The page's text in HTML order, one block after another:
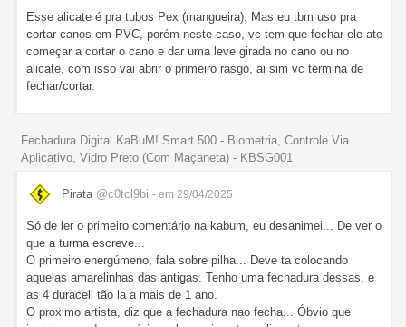
Esse alicate é pra tubos Pex (mangueira). Mas eu tbm uso pra
cortar canos em PVC, porém neste caso, vc tem que fechar ele ate
começar a cortar o cano e dar uma leve girada no cano ou no
alicate, com isso vai abrir o primeiro rasgo, ai sim vc termina de
fechar/cortar.
Fechadura Digital KaBuM! Smart 500 - Biometria, Controle Via
Aplicativo, Vidro Preto (Com Maçaneta) - KBSG001
Pirata @c0tcl9bi - em 29/04/2025
Só de ler o primeiro comentário na kabum, eu desanimei... De ver o
que a turma escreve...
O primeiro energúmeno, fala sobre pilha... Deve ta colocando
aquelas amarelinhas das antigas. Tenho uma fechadura dessas, e
as 4 duracell tão la a mais de 1 ano.
O proximo artista, diz que a fechadura nao fecha... Óbvio que